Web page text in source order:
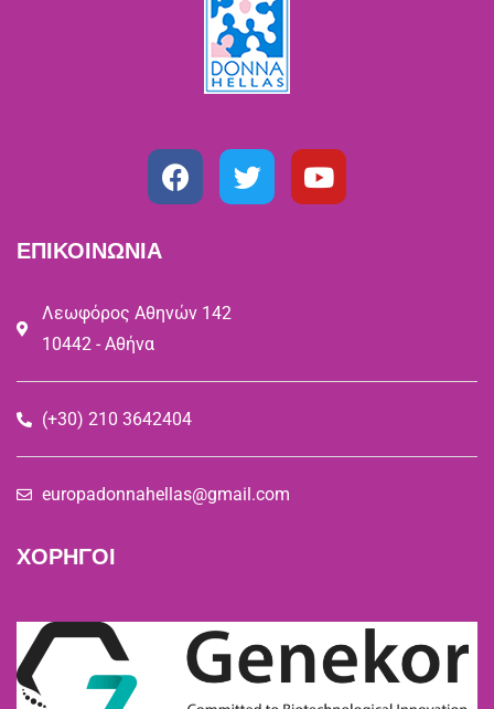
ΕΠΙΚΟΙΝΩΝΙΑ
Λεωφόρος Αθηνών 142
10442 - Αθήνα
(+30) 210 3642404
europadonnahellas@gmail.com
ΧΟΡΗΓΟΙ